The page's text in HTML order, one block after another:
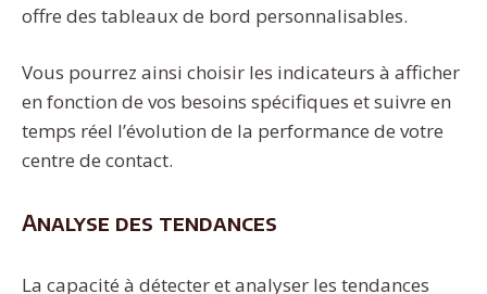
offre des tableaux de bord personnalisables.
Vous pourrez ainsi choisir les indicateurs à afficher
en fonction de vos besoins spécifiques et suivre en
temps réel l’évolution de la performance de votre
centre de contact.
Analyse des tendances
La capacité à détecter et analyser les tendances